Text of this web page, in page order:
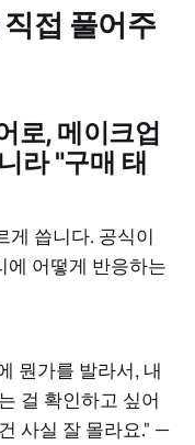
접 풀어주
로, 메이크업
라 "구매 태
게 씁니다. 공식이
에 어떻게 반응하는
뭔가를 발라서, 내
걸 확인하고 싶어
사실 잘 몰라요." —